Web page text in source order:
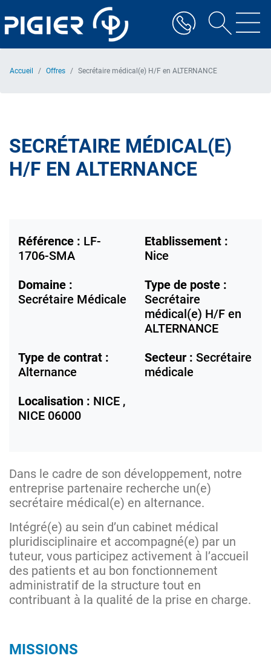
au
contenu
Accueil Offres Secrétaire médical(e) H/F en ALTERNANCE
SECRÉTAIRE MÉDICAL(E)
H/F EN ALTERNANCE
Référence : LF-
1706-SMA
Etablissement :
Nice
Domaine :
Secrétaire Médicale
Type de poste :
Secrétaire
médical(e) H/F en
ALTERNANCE
Type de contrat :
Alternance
Secteur : Secrétaire
médicale
Localisation : NICE ,
NICE 06000
Dans le cadre de son développement, notre
entreprise partenaire recherche un(e)
secrétaire médical(e) en alternance.
Intégré(e) au sein d’un cabinet médical
pluridisciplinaire et accompagné(e) par un
tuteur, vous participez activement à l’accueil
des patients et au bon fonctionnement
administratif de la structure tout en
contribuant à la qualité de la prise en charge.
MISSIONS